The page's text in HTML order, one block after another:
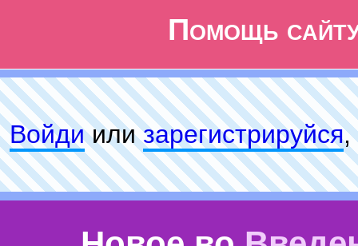
Помощь
Войдиилизарeгиcтpируйся,